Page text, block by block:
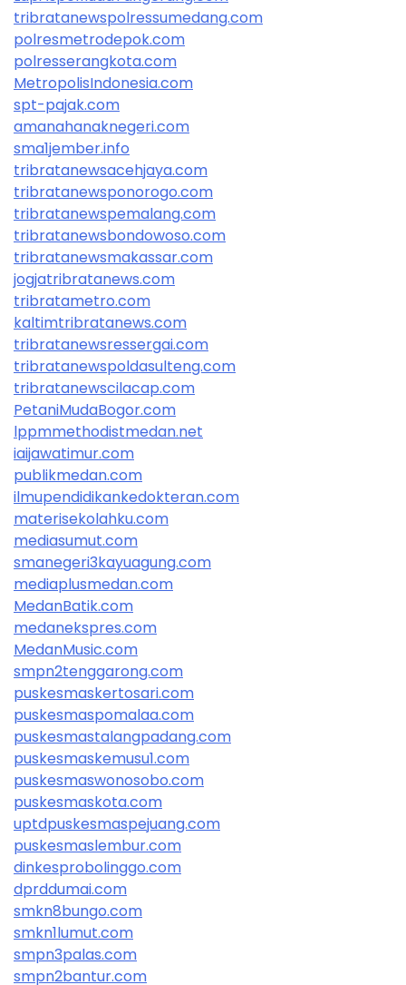
tribratanewspolressumedang.com
polresmetrodepok.com
polresserangkota.com
MetropolisIndonesia.com
spt-pajak.com
amanahanaknegeri.com
sma1jember.info
tribratanewsacehjaya.com
tribratanewsponorogo.com
tribratanewspemalang.com
tribratanewsbondowoso.com
tribratanewsmakassar.com
jogjatribratanews.com
tribratametro.com
kaltimtribratanews.com
tribratanewsressergai.com
tribratanewspoldasulteng.com
tribratanewscilacap.com
PetaniMudaBogor.com
lppmmethodistmedan.net
iaijawatimur.com
publikmedan.com
ilmupendidikankedokteran.com
materisekolahku.com
mediasumut.com
smanegeri3kayuagung.com
mediaplusmedan.com
MedanBatik.com
medanekspres.com
MedanMusic.com
smpn2tenggarong.com
puskesmaskertosari.com
puskesmaspomalaa.com
puskesmastalangpadang.com
puskesmaskemusu1.com
puskesmaswonosobo.com
puskesmaskota.com
uptdpuskesmaspejuang.com
puskesmaslembur.com
dinkesprobolinggo.com
dprddumai.com
smkn8bungo.com
smkn1lumut.com
smpn3palas.com
smpn2bantur.com